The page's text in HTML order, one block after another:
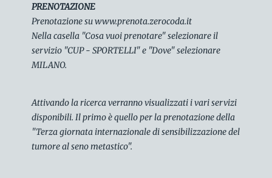
PRENOTAZIONE
Prenotazione suwww.prenota.zerocoda.it
Nella casella "Cosa vuoi prenotare" selezionare il
servizio "CUP - SPORTELLI" e "Dove" selezionare
MILANO.
Attivando la ricerca verranno visualizzati i vari servizi
disponibili. Il primo è quello per la prenotazione della
"Terza giornata internazionale di sensibilizzazione del
tumore al seno metastico".